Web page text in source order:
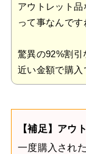
アウトレット
って事なんです
驚異の92%割引
近い金額で購入
【補足】アウ
一度購入され